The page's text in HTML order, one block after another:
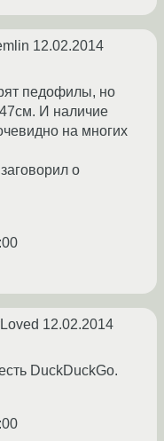
12.02.2014
педофилы, но
И наличие
на многих
о
12.02.2014
DuckDuckGo.